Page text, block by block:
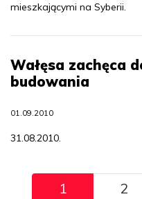
mieszkającymi na Syberii.
Wałęsa zachęca
budowania
01.09.2010
31.08.2010.
Pagination
1 2